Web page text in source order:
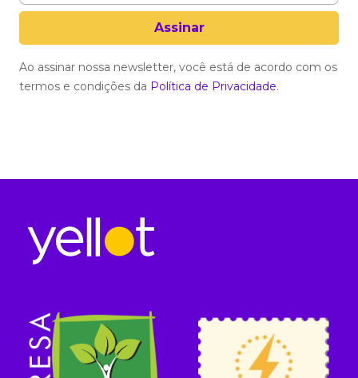
Ao assinar nossa newsletter, você está de acordo com os
termos e condições da Política de Privacidade.